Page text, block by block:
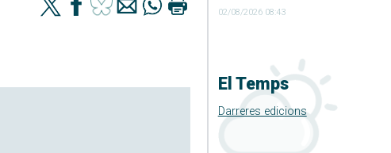
02/08/2026 08:43
El Temps
Darreres edicions